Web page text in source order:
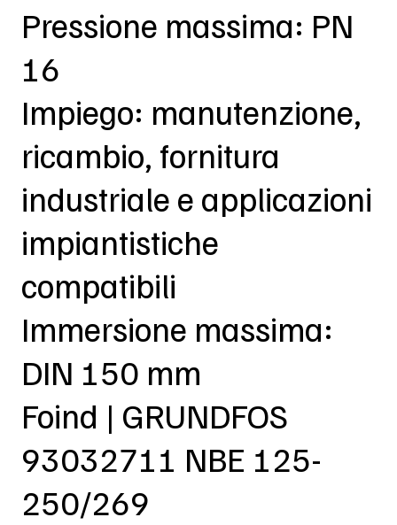
Pressione massima: PN
16
Impiego: manutenzione,
ricambio, fornitura
industriale e applicazioni
impiantistiche
compatibili
Immersione massima:
DIN 150 mm
Foind | GRUNDFOS
93032711 NBE 125-
250/269